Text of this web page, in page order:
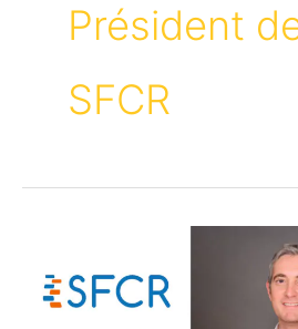
Président
SFCR